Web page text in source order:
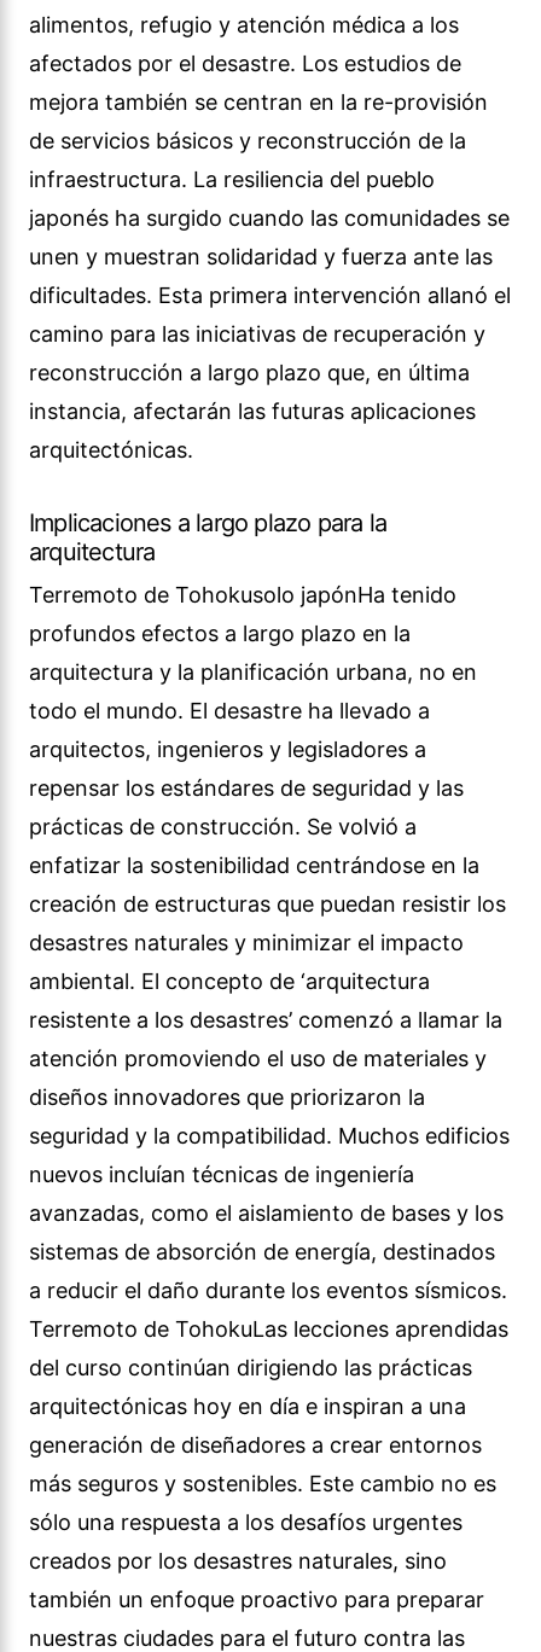
alimentos, refugio y atención médica a los
afectados por el desastre. Los estudios de
mejora también se centran en la re-provisión
de servicios básicos y reconstrucción de la
infraestructura. La resiliencia del pueblo
japonés ha surgido cuando las comunidades se
unen y muestran solidaridad y fuerza ante las
dificultades. Esta primera intervención allanó el
camino para las iniciativas de recuperación y
reconstrucción a largo plazo que, en última
instancia, afectarán las futuras aplicaciones
arquitectónicas.
Implicaciones a largo plazo para la
arquitectura
Terremoto de Tohokusolo japónHa tenido
profundos efectos a largo plazo en la
arquitectura y la planificación urbana, no en
todo el mundo. El desastre ha llevado a
arquitectos, ingenieros y legisladores a
repensar los estándares de seguridad y las
prácticas de construcción. Se volvió a
enfatizar la sostenibilidad centrándose en la
creación de estructuras que puedan resistir los
desastres naturales y minimizar el impacto
ambiental. El concepto de ‘arquitectura
resistente a los desastres’ comenzó a llamar la
atención promoviendo el uso de materiales y
diseños innovadores que priorizaron la
seguridad y la compatibilidad. Muchos edificios
nuevos incluían técnicas de ingeniería
avanzadas, como el aislamiento de bases y los
sistemas de absorción de energía, destinados
a reducir el daño durante los eventos sísmicos.
Terremoto de TohokuLas lecciones aprendidas
del curso continúan dirigiendo las prácticas
arquitectónicas hoy en día e inspiran a una
generación de diseñadores a crear entornos
más seguros y sostenibles. Este cambio no es
sólo una respuesta a los desafíos urgentes
creados por los desastres naturales, sino
también un enfoque proactivo para preparar
nuestras ciudades para el futuro contra las